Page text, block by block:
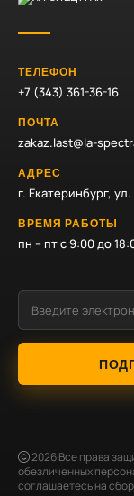
ТЕЛЕФОН
+7 (343) 361-36-16
ПОЧТА
zakaz.last@la-
АДРЕС
г. Екатеринбург,
ВРЕМЯ РАБОТЫ
пн – пт с 9:00 до
2026Все права
обезличенных
соглашаетесь на